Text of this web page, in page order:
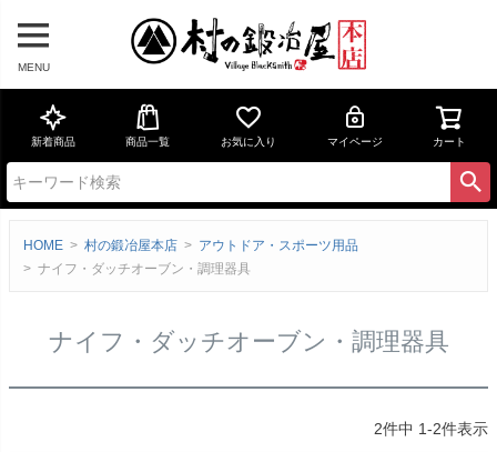
MENU
新着商品 商品一覧 お気に入り マイページ カート
HOME 村の鍛冶屋本店
アウトドア・スポーツ用品
ナイフ・ダッチオーブン・調理器具
ナイフ・ダッチオーブン・調理器具
2件中 1-2件表示